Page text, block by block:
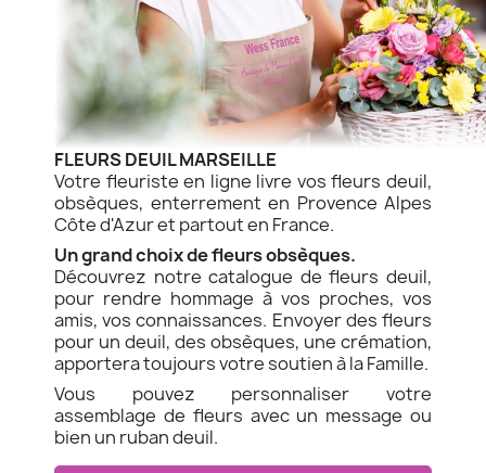
FLEURS DEUIL MARSEILLE
Votre fleuriste en ligne livre vos fleurs deuil,
obsèques, enterrement en Provence Alpes
Côte d'Azur et partout en France.
Un grand choix de fleurs obsèques.
Découvrez notre catalogue de fleurs deuil,
pour rendre hommage à vos proches, vos
amis, vos connaissances. Envoyer des fleurs
pour un deuil, des obsèques, une crémation,
apportera toujours votre soutien à la Famille.
Vous pouvez personnaliser votre
assemblage de fleurs avec un message ou
bien un ruban deuil.